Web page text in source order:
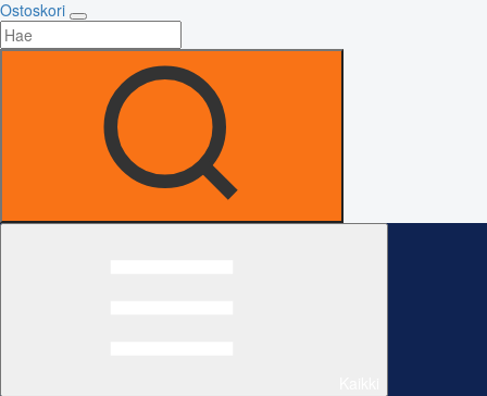
Ostoskori